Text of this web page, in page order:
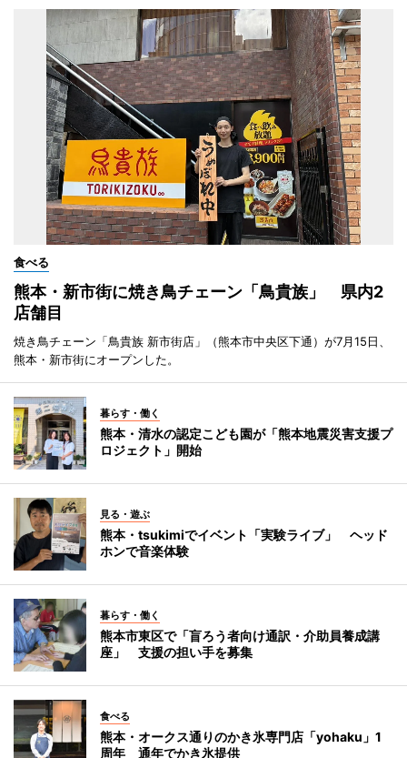
食べる
熊本・新市街に焼き鳥チェーン「鳥貴族」 県内2
店舗目
焼き鳥チェーン「鳥貴族 新市街店」（熊本市中央区下通）が7月15日、
熊本・新市街にオープンした。
暮らす・働く
熊本・清水の認定こども園が「熊本地震災害支援プ
ロジェクト」開始
見る・遊ぶ
熊本・tsukimiでイベント「実験ライブ」 ヘッド
ホンで音楽体験
暮らす・働く
熊本市東区で「盲ろう者向け通訳・介助員養成講
座」 支援の担い手を募集
食べる
熊本・オークス通りのかき氷専門店「yohaku」1
周年 通年でかき氷提供